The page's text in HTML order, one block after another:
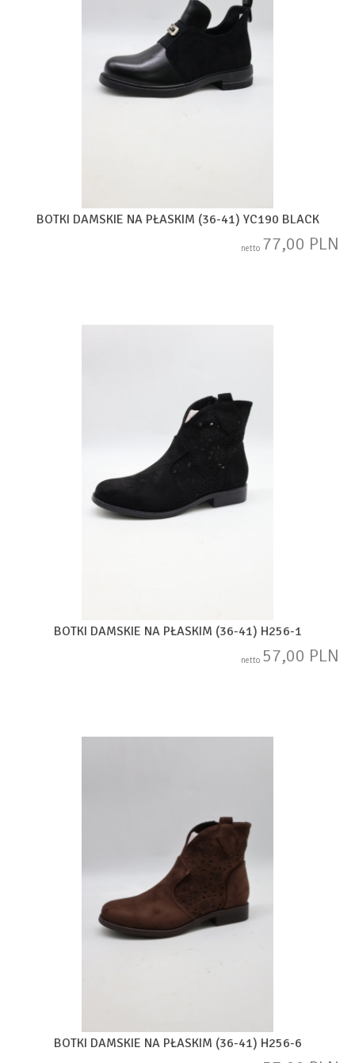
BOTKI DAMSKIE NA PŁASKIM (36-41) YC190 BLACK
netto 77,00 PLN
BOTKI DAMSKIE NA PŁASKIM (36-41) H256-1
netto 57,00 PLN
BOTKI DAMSKIE NA PŁASKIM (36-41) H256-6